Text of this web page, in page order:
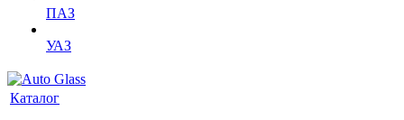
ПАЗ
УАЗ
Каталог